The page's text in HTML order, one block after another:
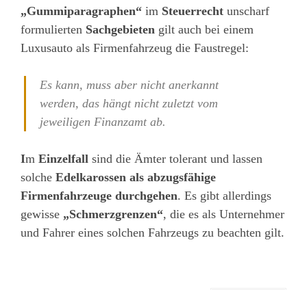
„Gummiparagraphen“ im Steuerrecht unscharf
formulierten Sachgebieten gilt auch bei einem
Luxusauto als Firmenfahrzeug die Faustregel:
Es kann, muss aber nicht anerkannt
werden, das hängt nicht zuletzt vom
jeweiligen Finanzamt ab.
Im Einzelfall sind die Ämter tolerant und lassen
solche Edelkarossen als abzugsfähige
Firmenfahrzeuge durchgehen. Es gibt allerdings
gewisse „Schmerzgrenzen“, die es als Unternehmer
und Fahrer eines solchen Fahrzeugs zu beachten gilt.